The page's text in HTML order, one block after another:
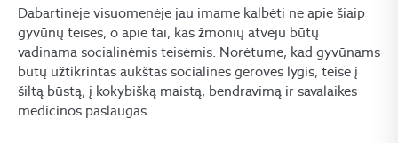
Dabartinėje visuomenėje jau imame kalbėti ne apie šiaip
gyvūnų teises, o apie tai, kas žmonių atveju būtų
vadinama socialinėmis teisėmis. Norėtume, kad gyvūnams
būtų užtikrintas aukštas socialinės gerovės lygis, teisė į
šiltą būstą, į kokybišką maistą, bendravimą ir savalaikes
medicinos paslaugas